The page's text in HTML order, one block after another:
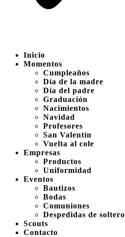
Inicio
Momentos
Cumpleaños
Día de la madre
Día del padre
Graduación
Nacimientos
Navidad
Profesores
San Valentín
Vuelta al cole
Empresas
Productos
Uniformidad
Eventos
Bautizos
Bodas
Comuniones
Despedidas de soltero
Scouts
Contacto